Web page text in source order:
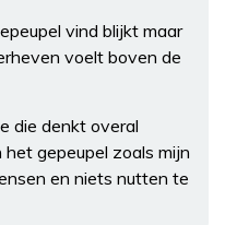
vind blijkt maar
voelt boven de
die denkt overal
gepeupel zoals mijn
en niets nutten te